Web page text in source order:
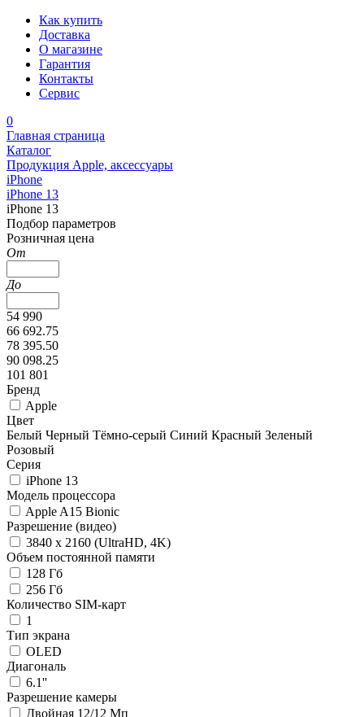
Как купить
Доставка
О магазине
Гарантия
Контакты
Сервис
0
Главная страница
Каталог
Продукция Apple, аксессуары
iPhone
iPhone 13
iPhone 13
Подбор параметров
Розничная цена
От
До
54 990
66 692.75
78 395.50
90 098.25
101 801
Бренд
Apple
Цвет
Белый Черный Тёмно-серый Синий Красный Зеленый
Розовый
Серия
iPhone 13
Модель процессора
Apple A15 Bionic
Разрешение (видео)
3840 x 2160 (UltraHD, 4K)
Объем постоянной памяти
128 Гб
256 Гб
Количество SIM-карт
1
Тип экрана
OLED
Диагональ
6.1''
Разрешение камеры
Двойная 12/12 Мп